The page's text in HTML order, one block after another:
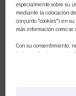
COLOR
especialmente sobre su
mediante la colocación
conjunto "cookies") en
más información como
Con su consentimiento,
independientes
huellas dactilares y